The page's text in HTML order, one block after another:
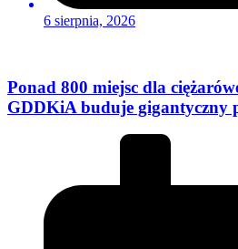
6 sierpnia, 2026
Ponad 800 miejsc dla
GDDKiA buduje gigantyczny